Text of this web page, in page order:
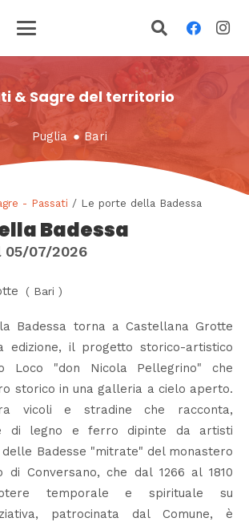
& Sagre del territorio
Puglia ● Bari
- Passati / Le porte della Badessa
Badessa
05/07/2026
( Bari )
Badessa torna a Castellana Grotte
edizione, il progetto storico-artistico
Loco "don Nicola Pellegrino" che
storico in una galleria a cielo aperto.
vicoli e stradine che racconta,
di legno e ferro dipinte da artisti
Badesse "mitrate" del monastero
di Conversano, che dal 1266 al 1810
temporale e spirituale su
patrocinata dal Comune, è